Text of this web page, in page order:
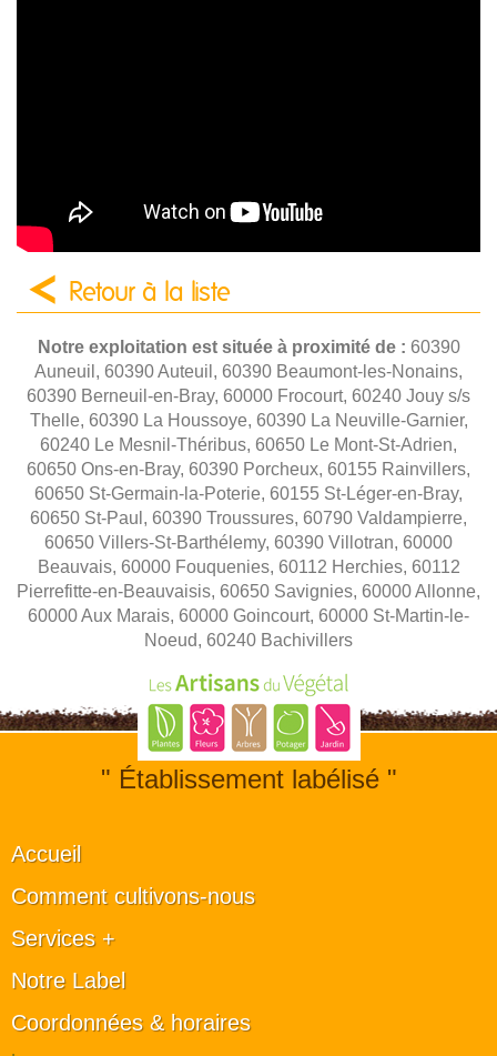
Retour à la liste
Notre exploitation est située à proximité de : 60390
Auneuil, 60390 Auteuil, 60390 Beaumont-les-Nonains,
60390 Berneuil-en-Bray, 60000 Frocourt, 60240 Jouy s/s
Thelle, 60390 La Houssoye, 60390 La Neuville-Garnier,
60240 Le Mesnil-Théribus, 60650 Le Mont-St-Adrien,
60650 Ons-en-Bray, 60390 Porcheux, 60155 Rainvillers,
60650 St-Germain-la-Poterie, 60155 St-Léger-en-Bray,
60650 St-Paul, 60390 Troussures, 60790 Valdampierre,
60650 Villers-St-Barthélemy, 60390 Villotran, 60000
Beauvais, 60000 Fouquenies, 60112 Herchies, 60112
Pierrefitte-en-Beauvaisis, 60650 Savignies, 60000 Allonne,
60000 Aux Marais, 60000 Goincourt, 60000 St-Martin-le-
Noeud, 60240 Bachivillers
" Établissement labélisé "
Accueil
Comment cultivons-nous
Services +
Notre Label
Coordonnées & horaires